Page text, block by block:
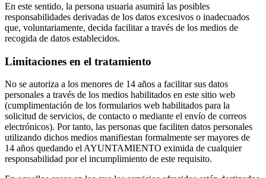
En este sentido, la persona usuaria asumirá las posibles
responsabilidades derivadas de los datos excesivos o inadecuados
que, voluntariamente, decida facilitar a través de los medios de
recogida de datos establecidos.
Limitaciones en el tratamiento
No se autoriza a los menores de 14 años a facilitar sus datos
personales a través de los medios habilitados en este sitio web
(cumplimentación de los formularios web habilitados para la
solicitud de servicios, de contacto o mediante el envío de correos
electrónicos). Por tanto, las personas que faciliten datos personales
utilizando dichos medios manifiestan formalmente ser mayores de
14 años quedando el AYUNTAMIENTO eximida de cualquier
responsabilidad por el incumplimiento de este requisito.